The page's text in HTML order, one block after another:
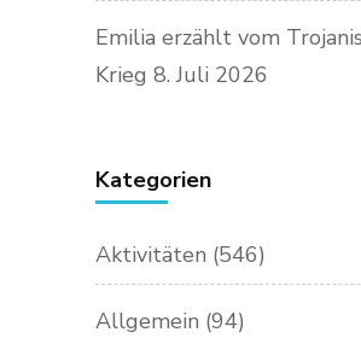
Emilia erzählt vom
Krieg 8. Juli 2026
Kategorien
Aktivitäten (546)
Allgemein (94)